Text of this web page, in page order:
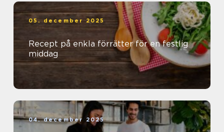
05. december 2025
Recept på enkla förrätter för en festlig
middag
04. december 2025